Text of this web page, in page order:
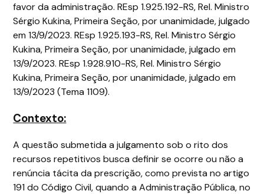
favor da administração. REsp 1.925.192-RS, Rel. Ministro
Sérgio Kukina, Primeira Seção, por unanimidade, julgado
em 13/9/2023. REsp 1.925.193-RS, Rel. Ministro Sérgio
Kukina, Primeira Seção, por unanimidade, julgado em
13/9/2023. REsp 1.928.910-RS, Rel. Ministro Sérgio
Kukina, Primeira Seção, por unanimidade, julgado em
13/9/2023 (Tema 1109).
Contexto:
A questão submetida a julgamento sob o rito dos
recursos repetitivos busca definir se ocorre ou não a
renúncia tácita da prescrição, como prevista no artigo
191 do Código Civil, quando a Administração Pública, no